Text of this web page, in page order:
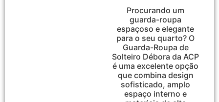
Procurando um
guarda-roupa
espaçoso e elegante
para o seu quarto? O
Guarda-Roupa de
Solteiro Débora da ACP
é uma excelente opção
que combina design
sofisticado, amplo
espaço interno e